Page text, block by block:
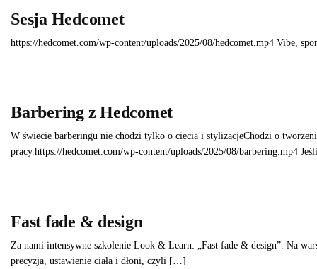
Sesja Hedcomet
https://hedcomet.com/wp-content/uploads/2025/08/hedcomet.mp4 Vibe,
Barbering z Hedcomet
W świecie barberingu nie chodzi tylko o cięcia i stylizacjeChodzi o
pracy.https://hedcomet.com/wp-content/uploads/2025/08/barbering.mp4
Fast fade & design
Za nami intensywne szkolenie Look & Learn: „Fast fade & design”. Na
precyzja, ustawienie ciała i dłoni, czyli […]